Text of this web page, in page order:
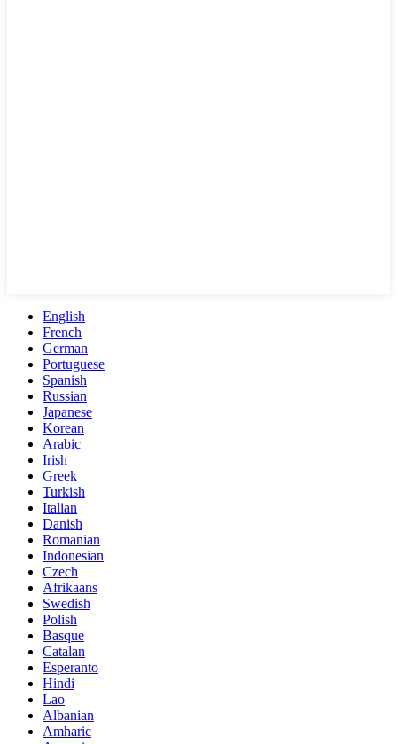
English
French
German
Portuguese
Spanish
Russian
Japanese
Korean
Arabic
Irish
Greek
Turkish
Italian
Danish
Romanian
Indonesian
Czech
Afrikaans
Swedish
Polish
Basque
Catalan
Esperanto
Hindi
Lao
Albanian
Amharic